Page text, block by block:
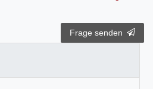
Frage senden